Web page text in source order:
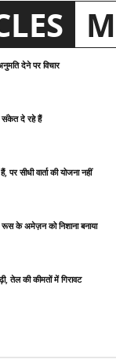
देने पर विचार
संकेत दे रहे हैं
सीधी वार्ता की योजना नहीं
रूस के अमेज़न को निशाना बनाया
तेल की कीमतों में गिरावट